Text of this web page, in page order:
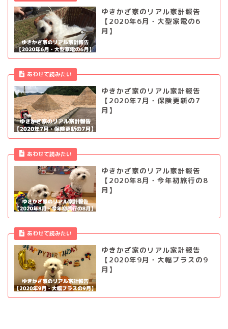
ゆきかざ家のリアル家計報告
【2020年6月・大型家電の6
月】
あわせて読みたい
ゆきかざ家のリアル家計報告
【2020年7月・保険更新の7
月】
あわせて読みたい
ゆきかざ家のリアル家計報告
【2020年8月・今年初旅行の8
月】
あわせて読みたい
ゆきかざ家のリアル家計報告
【2020年9月・大幅プラスの9
月】